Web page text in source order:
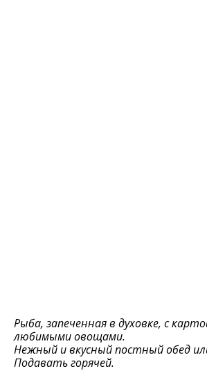
Рыба, запеченная в духовке, с
любимыми овощами.
Нежный и вкусный постный обед
Подавать горячей.